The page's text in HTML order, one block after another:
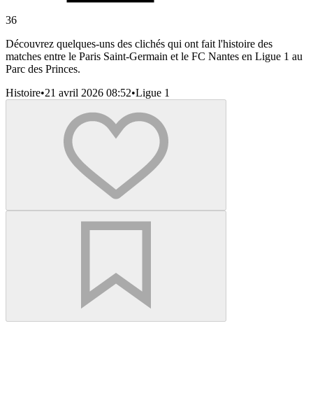
36
Découvrez quelques-uns des clichés qui ont fait l'histoire des
matches entre le Paris Saint-Germain et le FC Nantes en Ligue 1 au
Parc des Princes.
Histoire•21 avril 2026 08:52•Ligue 1